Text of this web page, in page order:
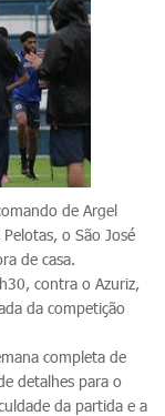
de Argel
o São José
de casa.
contra o Azuriz,
da competição
completa de
detalhes para o
da partida e a